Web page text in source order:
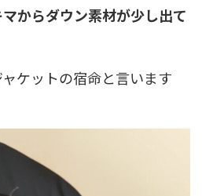
マからダウン素材が少し出て
ケットの宿命と言います